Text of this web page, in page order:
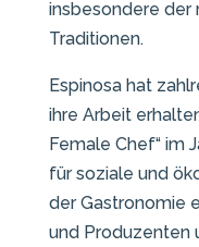
insbesondere der
Traditionen.
Espinosa hat
ihre Arbeit
Female Chef“ im
für soziale und
der Gastronomie
und Produzenten